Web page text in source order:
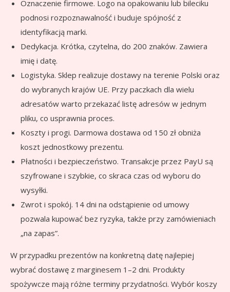
Oznaczenie firmowe. Logo na opakowaniu lub bileciku
podnosi rozpoznawalność i buduje spójność z
identyfikacją marki.
Dedykacja. Krótka, czytelna, do 200 znaków. Zawiera
imię i datę.
Logistyka. Sklep realizuje dostawy na terenie Polski oraz
do wybranych krajów UE. Przy paczkach dla wielu
adresatów warto przekazać listę adresów w jednym
pliku, co usprawnia proces.
Koszty i progi. Darmowa dostawa od 150 zł obniża
koszt jednostkowy prezentu.
Płatności i bezpieczeństwo. Transakcje przez PayU są
szyfrowane i szybkie, co skraca czas od wyboru do
wysyłki.
Zwrot i spokój. 14 dni na odstąpienie od umowy
pozwala kupować bez ryzyka, także przy zamówieniach
„na zapas”.
W przypadku prezentów na konkretną datę najlepiej
wybrać dostawę z marginesem 1–2 dni. Produkty
spożywcze mają różne terminy przydatności. Wybór koszy